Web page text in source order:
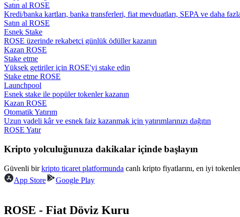
Bilgi
Ticaret bilgileri vb. dahil olmak üzere büyük veri analizi.
Satın al ROSE
Kredi/banka kartları, banka transferleri, fiat mevduatları, SEPA ve daha
Satın al ROSE
Esnek Stake
ROSE üzerinde rekabetçi günlük ödüller kazanın
Kazan ROSE
Stake etme
Yüksek getiriler için ROSE'yi stake edin
Stake etme ROSE
Launchpool
Esnek stake ile popüler tokenler kazanın
Kazan ROSE
Otomatik Yatırım
Uzun vadeli kâr ve esnek faiz kazanmak için yatırımlarınızı dağıtın
ROSE Yatır
Kripto yolculuğunuza dakikalar içinde başlayın
Güvenli birkripto ticaret platformunda canlı kripto fiyatlarını, en iyi
App Store
Google Play
ROSE - Fiat Döviz Kuru